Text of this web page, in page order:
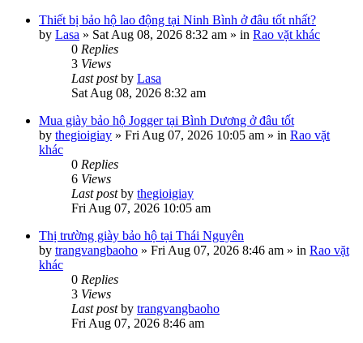
Thiết bị bảo hộ lao động tại Ninh Bình ở đâu tốt nhất?
by Lasa » Sat Aug 08, 2026 8:32 am » in Rao vặt khác
0 Replies
3 Views
Last postby Lasa
Sat Aug 08, 2026 8:32 am
Mua giày bảo hộ Jogger tại Bình Dương ở đâu tốt
by thegioigiay » Fri Aug 07, 2026 10:05 am » in Rao vặt
khác
0 Replies
6 Views
Last postby thegioigiay
Fri Aug 07, 2026 10:05 am
Thị trường giày bảo hộ tại Thái Nguyên
by trangvangbaoho » Fri Aug 07, 2026 8:46 am » in Rao vặt
khác
0 Replies
3 Views
Last postby trangvangbaoho
Fri Aug 07, 2026 8:46 am